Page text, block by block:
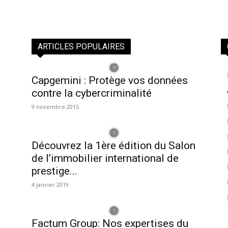
ARTICLES POPULAIRES
Capgemini : Protège vos données
contre la cybercriminalité
9 novembre 2015
Découvrez la 1ère édition du Salon
de l’immobilier international de
prestige...
4 janvier 2019
Factum Group: Nos expertises du